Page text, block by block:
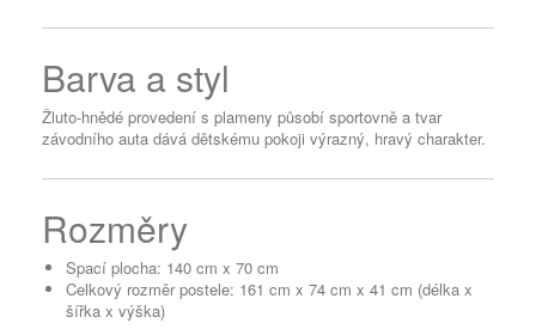
Barva a styl
Žluto-hnědé provedení s plameny působí sportovně a tvar
závodního auta dává dětskému pokoji výrazný, hravý charakter.
Rozměry
Spací plocha: 140 cm x 70 cm
Celkový rozměr postele: 161 cm x 74 cm x 41 cm (délka x
šířka x výška)